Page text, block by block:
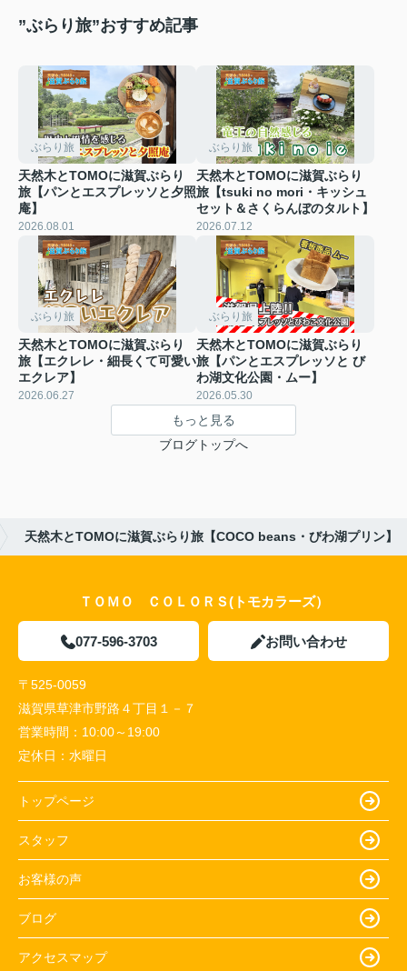
”ぶらり旅”おすすめ記事
ぶらり旅
天然木とTOMOに滋賀ぶらり
旅【パンとエスプレッソと夕照
庵】
2026.08.01
ぶらり旅
天然木とTOMOに滋賀ぶらり
旅【tsuki no mori・キッシュ
セット＆さくらんぼのタルト】
2026.07.12
ぶらり旅
天然木とTOMOに滋賀ぶらり
旅【エクレレ・細長くて可愛い
エクレア】
2026.06.27
ぶらり旅
天然木とTOMOに滋賀ぶらり
旅【パンとエスプレッソと び
わ湖文化公園・ムー】
2026.05.30
もっと見る
ブログトップへ
天然木とTOMOに滋賀ぶらり旅【COCO beans・びわ湖プリン】
ＴＯＭＯ ＣＯＬＯＲＳ(トモカラーズ）
077-596-3703 お問い合わせ
〒525-0059
滋賀県草津市野路４丁目１－７
営業時間： 10:00～19:00
定休日： 水曜日
トップページ
スタッフ
お客様の声
ブログ
アクセスマップ